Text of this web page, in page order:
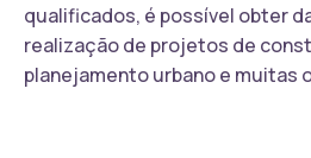
qualificados, é possível obter
realização de projetos de
planejamento urbano e muitas